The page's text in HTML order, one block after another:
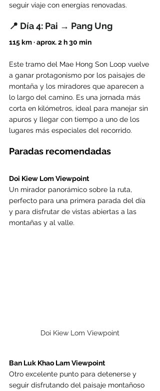
seguir viaje con energías renovadas.
📍 Día 4: Pai → Pang Ung
115 km · aprox. 2 h 30 min
Este tramo del Mae Hong Son Loop vuelve
a ganar protagonismo por los paisajes de
montaña y los miradores que aparecen a
lo largo del camino. Es una jornada más
corta en kilómetros, ideal para manejar sin
apuros y llegar con tiempo a uno de los
lugares más especiales del recorrido.
Paradas recomendadas
Doi Kiew Lom Viewpoint
Un mirador panorámico sobre la ruta,
perfecto para una primera parada del día
y para disfrutar de vistas abiertas a las
montañas y al valle.
Doi Kiew Lom Viewpoint
Ban Luk Khao Lam Viewpoint
Otro excelente punto para detenerse y
seguir disfrutando del paisaje montañoso